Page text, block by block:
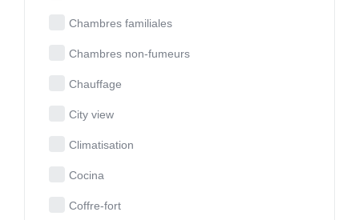
Chambres familiales
Chambres non-fumeurs
Chauffage
City view
Climatisation
Cocina
Coffre-fort